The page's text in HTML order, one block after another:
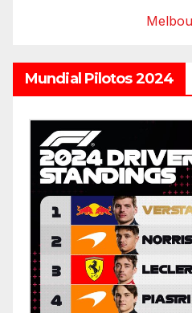
Mundial Pilotos 2024